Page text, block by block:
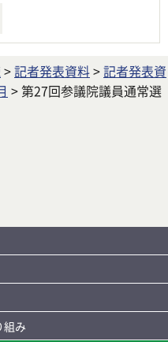
>記者発表資料>記者発表資
> 第27回参議院議員通常選
組み